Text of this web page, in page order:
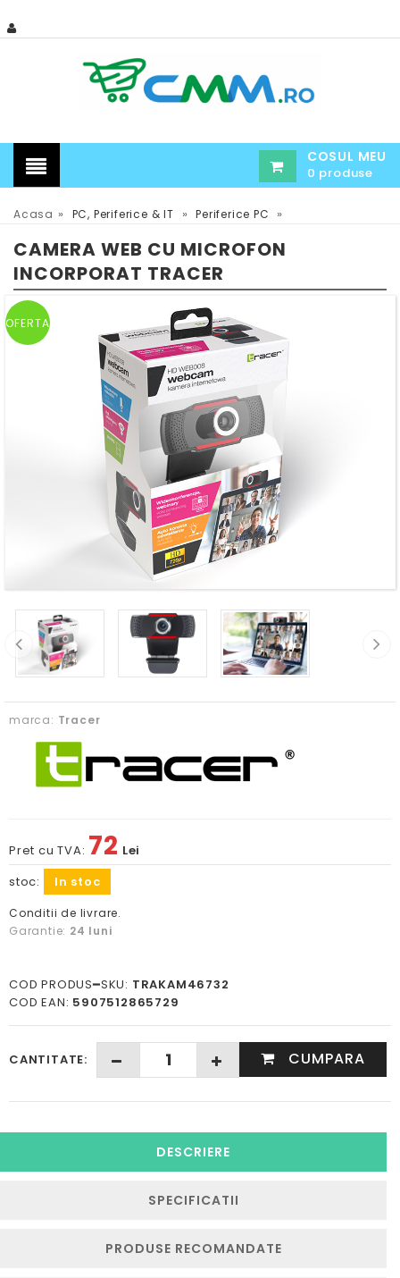
COSUL MEU
0 produse
Acasa » PC, Periferice & IT » Periferice PC »
CAMERA WEB CU MICROFON
INCORPORAT TRACER
OFERTA
marca: Tracer
Pret cu TVA: 72 Lei
stoc:
In stoc
Conditii de livrare.
Garantie: 24 luni
COD PRODUS━SKU: TRAKAM46732
COD EAN: 5907512865729
CANTITATE: CUMPARA
DESCRIERE
SPECIFICATII
PRODUSE RECOMANDATE